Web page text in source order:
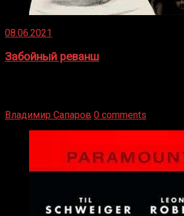
08.06.2021
Забойный реванш
Владимир Сапаров 0 comments